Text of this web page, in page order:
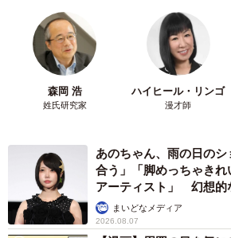
わらび餅をミルクティーに入れて…タピオカ風
スタグラムより
とのことでした。実は同社のわらび
とで違い、東日本のわらび餅には関東
森岡 浩
姓氏研究家
ハイヒール・リンゴ
漫才師
あのちゃん、雨の日の
合う」「脚めっちゃき
アーティスト」 幻想的
まいどなメディア
2026.08.07